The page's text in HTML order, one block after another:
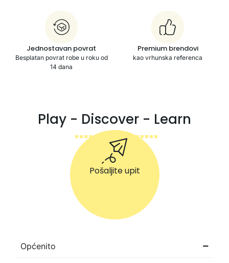
Jednostavan povrat
Besplatan povrat robe u roku od
14 dana
Premium brendovi
kao vrhunska referenca
Play - Discover - Learn
Pošaljite upit
Općenito